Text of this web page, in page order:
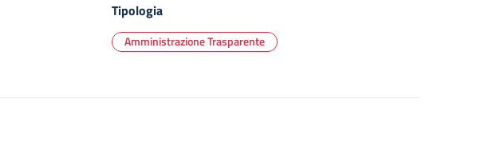
Tipologia
Amministrazione Trasparente